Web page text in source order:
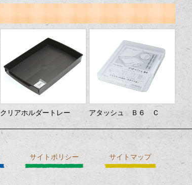
クリアホルダートレー アタッシュ Ｂ６ Ｃ
サイトポリシー サイトマップ